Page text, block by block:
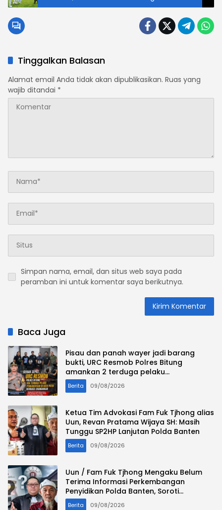
Tingkatkan Pengabdian
Tinggalkan Balasan
Alamat email Anda tidak akan dipublikasikan. Ruas yang
wajib ditandai *
Simpan nama, email, dan situs web saya pada
peramban ini untuk komentar saya berikutnya.
Baca Juga
Pisau dan panah wayer jadi barang
bukti, URC Resmob Polres Bitung
amankan 2 terduga pelaku
penganiayaan di batu putih
Berita 09/08/2026
Ketua Tim Advokasi Fam Fuk Tjhong alias
Uun, Revan Pratama Wijaya SH: Masih
Tunggu SP2HP Lanjutan Polda Banten
Berita 09/08/2026
Uun / Fam Fuk Tjhong Mengaku Belum
Terima Informasi Perkembangan
Penyidikan Polda Banten, Soroti
Transparansi Penanganan Perkara
Berita 09/08/2026